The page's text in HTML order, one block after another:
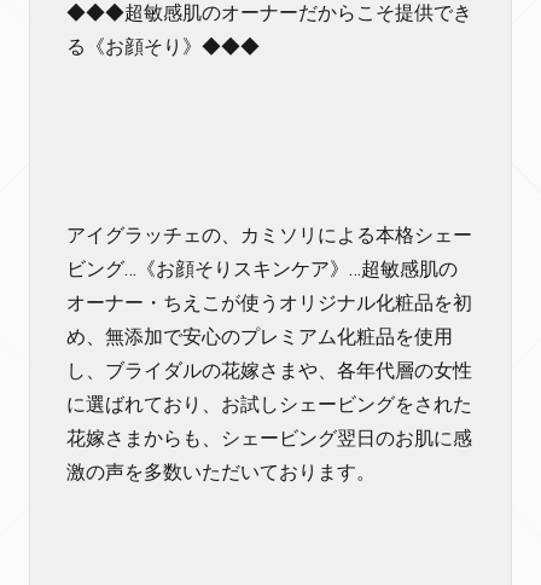
◆◆◆超敏感肌のオーナーだからこそ提供でき
る《お顔そり》◆◆◆
アイグラッチェの、カミソリによる本格シェー
ビング…《お顔そりスキンケア》…超敏感肌の
オーナー・ちえこが使うオリジナル化粧品を初
め、無添加で安心のプレミアム化粧品を使用
し、ブライダルの花嫁さまや、各年代層の女性
に選ばれており、お試しシェービングをされた
花嫁さまからも、シェービング翌日のお肌に感
激の声を多数いただいております。